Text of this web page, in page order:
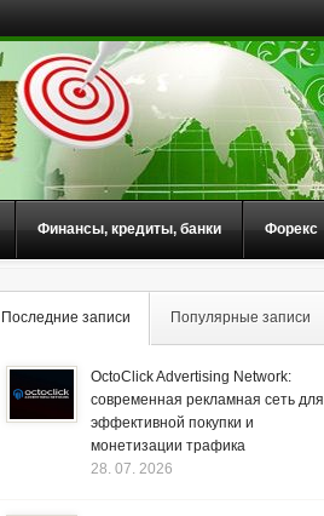
Финансы, кредиты, банки Форекс
Последние записи Популярные записи
OctoClick Advertising Network:
современная рекламная сеть для
эффективной покупки и
монетизации трафика
28. 07. 2026